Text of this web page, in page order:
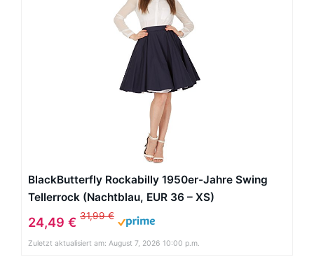
BlackButterfly Rockabilly 1950er-Jahre Swing
Tellerrock (Nachtblau, EUR 36 – XS)
24,49 € 31,99 €
Zuletzt aktualisiert am: August 7, 2026 10:00 p.m.